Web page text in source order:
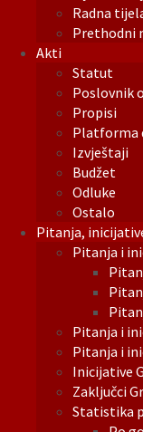
Radna
Prethodni
Akti
Statut
Poslovnik
Propisi
Platforma
Izvještaji
Budžet
Odluke
Ostalo
Pitanja,
Pitanja i
Pitanja i
Pitanja i
Inicijative
Zaključci
Statistika